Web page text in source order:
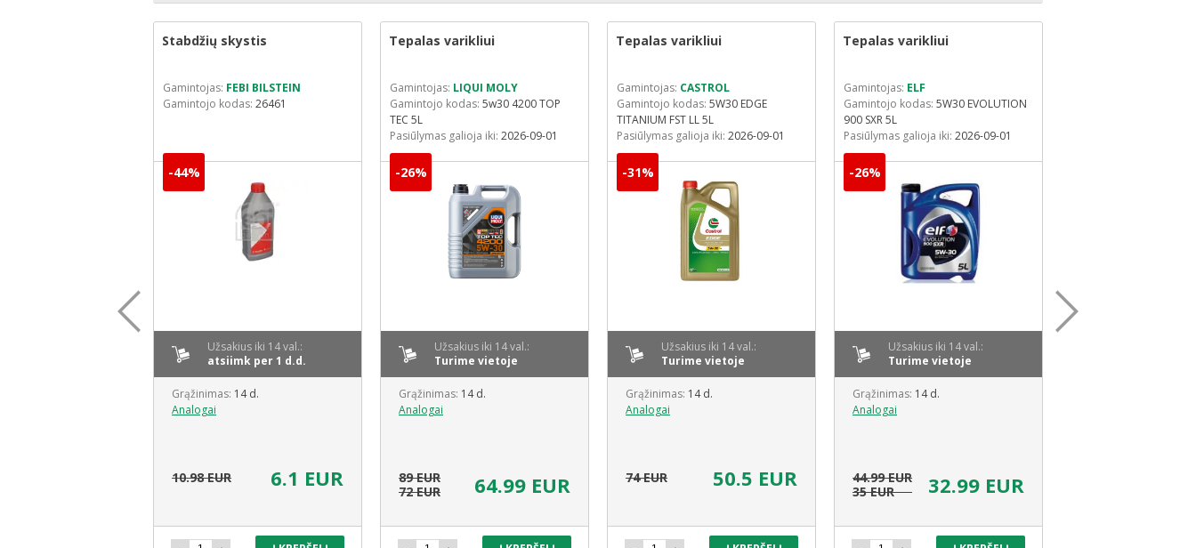
Stabdžių skystis
Gamintojas: FEBI BILSTEIN
Gamintojo kodas: 26461
-44%
Užsakius iki 14 val.:
atsiimk per 1 d.d.
Grąžinimas: 14 d.
Analogai
10.98 EUR 6.1 EUR
Tepalas varikliui
Gamintojas: LIQUI MOLY
Gamintojo kodas: 5w30 4200 TOP
TEC 5L
Pasiūlymas galioja iki: 2026-09-01
-26%
Užsakius iki 14 val.:
Turime vietoje
Grąžinimas: 14 d.
Analogai
89 EUR
72 EUR
64.99 EUR
Tepalas varikliui
Gamintojas: CASTROL
Gamintojo kodas: 5W30 EDGE
TITANIUM FST LL 5L
Pasiūlymas galioja iki: 2026-09-01
-31%
Užsakius iki 14 val.:
Turime vietoje
Grąžinimas: 14 d.
Analogai
74 EUR 50.5 EUR
Tepalas varikliui
Gamintojas: ELF
Gamintojo kodas: 5W30 EVOLUTION
900 SXR 5L
Pasiūlymas galioja iki: 2026-09-01
-26%
Užsakius iki 14 val.:
Turime vietoje
Grąžinimas: 14 d.
Analogai
44.99 EUR
35 EUR
32.99 EUR